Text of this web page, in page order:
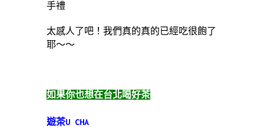
手禮
太感人了吧！我們真的真的已經吃很飽了
耶～～
如果你也想在台北喝好茶
遊茶U CHA